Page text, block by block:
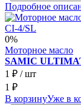
Подробное
0%
Моторное масло
SAMIC
1 ₽ / шт
1 ₽
В корзинуУже в